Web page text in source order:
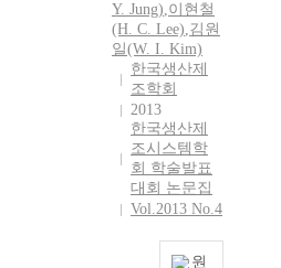
Y. Jung),이현철
(H. C. Lee),김원
일(W. I. Kim)
한국생산제
조학회
2013
한국생산제
조시스템학
회 학술발표
대회 논문집
Vol.2013 No.4
원